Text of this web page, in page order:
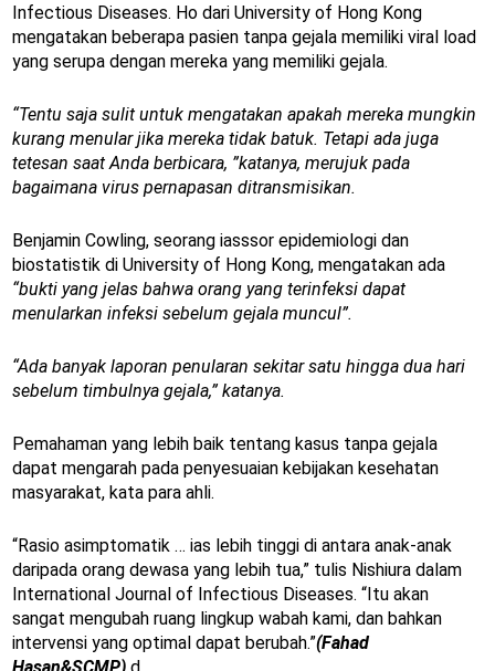
Infectious Diseases. Ho dari University of Hong Kong
mengatakan beberapa pasien tanpa gejala memiliki viral load
yang serupa dengan mereka yang memiliki gejala.
“Tentu saja sulit untuk mengatakan apakah mereka mungkin
kurang menular jika mereka tidak batuk. Tetapi ada juga
tetesan saat Anda berbicara, ”katanya, merujuk pada
bagaimana virus pernapasan ditransmisikan.
Benjamin Cowling, seorang iasssor epidemiologi dan
biostatistik di University of Hong Kong, mengatakan ada
“bukti yang jelas bahwa orang yang terinfeksi dapat
menularkan infeksi sebelum gejala muncul”.
“Ada banyak laporan penularan sekitar satu hingga dua hari
sebelum timbulnya gejala,” katanya.
Pemahaman yang lebih baik tentang kasus tanpa gejala
dapat mengarah pada penyesuaian kebijakan kesehatan
masyarakat, kata para ahli.
“Rasio asimptomatik … ias lebih tinggi di antara anak-anak
daripada orang dewasa yang lebih tua,” tulis Nishiura dalam
International Journal of Infectious Diseases. “Itu akan
sangat mengubah ruang lingkup wabah kami, dan bahkan
intervensi yang optimal dapat berubah.”(Fahad